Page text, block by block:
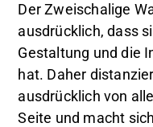
Der Zweischalige
ausdrücklich, dass
Gestaltung und die
hat. Daher
ausdrücklich von
Seite und macht